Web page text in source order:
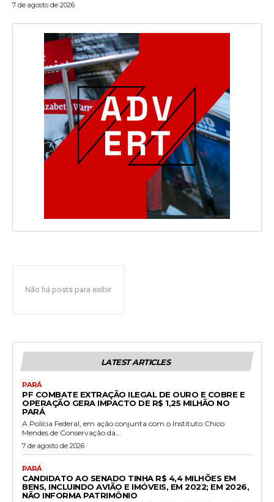
7 de agosto de 2026
Não há posts para exibir
LATEST ARTICLES
PARÁ
PF COMBATE EXTRAÇÃO ILEGAL DE OURO E COBRE E
OPERAÇÃO GERA IMPACTO DE R$ 1,25 MILHÃO NO
PARÁ
A Polícia Federal, em ação conjunta com o Instituto Chico
Mendes de Conservação da...
7 de agosto de 2026
PARÁ
CANDIDATO AO SENADO TINHA R$ 4,4 MILHÕES EM
BENS, INCLUINDO AVIÃO E IMÓVEIS, EM 2022; EM 2026,
NÃO INFORMA PATRIMÔNIO